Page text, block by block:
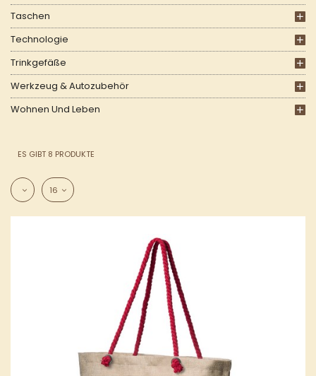
Taschen
Technologie
Trinkgefäße
Werkzeug & Autozubehör
Wohnen Und Leben
ES GIBT 8 PRODUKTE
16